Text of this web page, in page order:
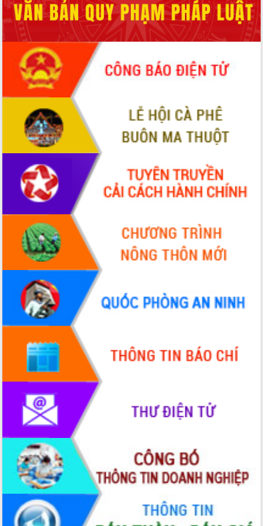
Họp báo thông tin về Hội nghị Công bố
Quy hoạch và Xúc tiến đầu tư tỉnh Đắk
Lắk
Khơi thông điểm nghẽn, đẩy nhanh
giải ngân vốn khắc phục thiên tai
HĐND tỉnh thông qua điều chỉnh Quy
hoạch tỉnh thời kỳ 2021-2030
Hội thảo góp ý hồ sơ điều chỉnh quy
hoạch tỉnh Đắk Lắk thời kỳ 2021-2030,
tầm nhìn đến năm 2050
Nâng cao hiệu quả hoạt động của các
doanh nghiệp nhà nước
Hội nghị triển khai kết nối mạng
truyền số liệu chuyên dùng phục vụ cơ
quan Đảng, Nhà nước
Lễ phát động chuỗi hoạt động chung
tay làm sạch môi trường
Xã Ea Kar bước chuyển mình trong
công tác cải cách hành chính mô hình
UBND tỉnh họp báo định kỳ tháng 4
năm 2026
Hội thảo khoa học “Giải pháp thúc đẩy
phát triển nền kinh tế xanh tại tỉnh
Đắk Lắk”
Tăng cường giám sát, đôn đốc thực
hiện nhiệm vụ quản lý tài sản công
hàng tuần
Tháo gỡ những vướng mắc, đẩy mạnh
công tác cải cách thủ tục hành chính
tại Trung tâm Phục vụ hành chính
công tỉnh
Đắk Lắk: Tôn vinh 46 giải pháp tại Hội
thi Sáng tạo Kỹ thuật 2024 - 2025
Đắk Lắk rà soát, điều chỉnh Đề án 190
về phát triển nuôi trồng thủy sản
Phó Chủ tịch UBND tỉnh Đắk Lắk
Trương Công Thái kiểm tra thực địa
Dự án cao tốc Khánh Hòa - Buôn Ma
Thuột